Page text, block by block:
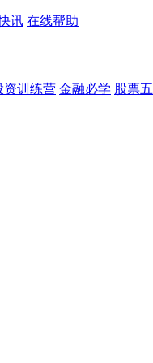
讯 在线帮助
资训练营 金融必学 股票